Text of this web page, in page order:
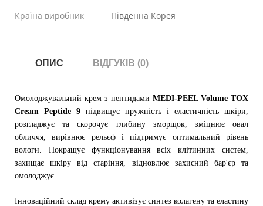
Країна виробник
Південна Корея
ОПИС ВІДГУКІВ (0)
Омолоджувальний крем з пептидами MEDI-PEEL Volume TOX
Cream Peptide 9 підвищує пружність і еластичність шкіри,
розгладжує та скорочує глибину зморщок, зміцнює овал
обличчя, вирівнює рельєф і підтримує оптимальний рівень
вологи. Покращує функціонування всіх клітинних систем,
захищає шкіру від старіння, відновлює захисний бар'єр та
омолоджує.
Інноваційний склад крему активізує синтез колагену та еластину